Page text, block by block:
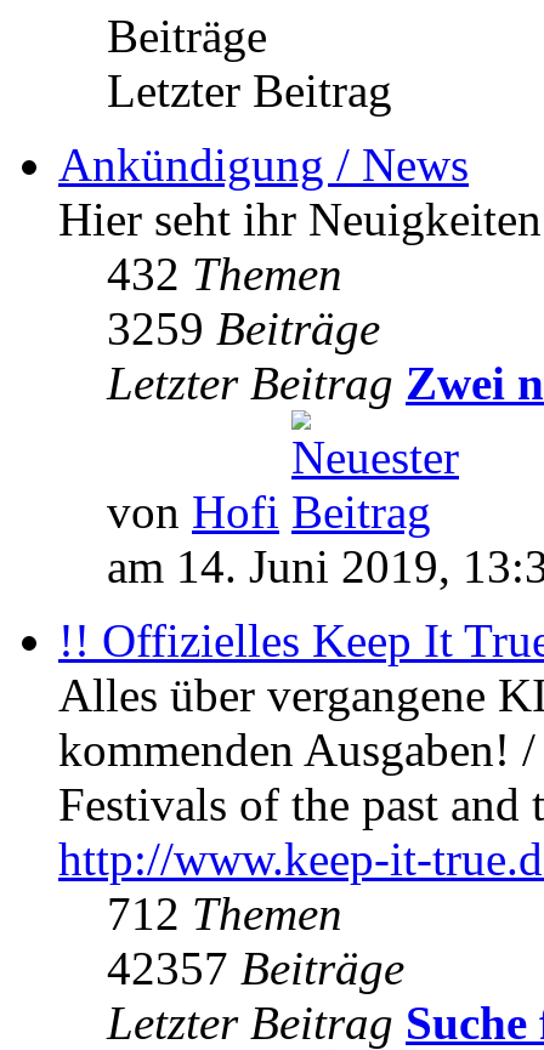
Beiträge
Letzter Beitrag
Ankündigung / News
Hier seht ihr
432 Themen
3259 Beiträge
Letzter Beitrag Zwei
von Hofi
am 14. Juni 2019,
!! Offizielles Keep It
Alles über vergangene
kommenden Ausgaben!
Festivals of the past
http://www.keep-it-
712 Themen
42357 Beiträge
Letzter Beitrag